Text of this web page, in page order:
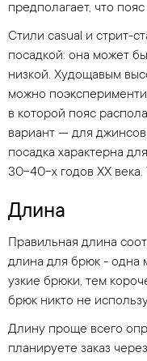
предполагает, что
Стили casual и стрит-
посадкой: она может
низкой. Худощавым
можно
в которой пояс
вариант — для
посадка характерна
30-40-х годов ХХ века.
Длина
Правильная длина
длина для брюк - одна
узкие брюки, тем
брюк никто не
Длину проще всего
планируете заказ